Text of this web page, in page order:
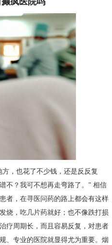
，也花了不少钱，还是反反复
不？我可不想再走弯路了。” 相信
者，在寻医问药的路上都会有这样
烧，吃几片药就好；也不像跌打损
疗周期长，而且容易反复，对患者
、专业的医院就显得尤为重要。烟